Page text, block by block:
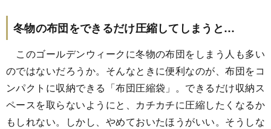
冬物の布団をできるだけ圧縮してしまうと…
このゴールデンウィークに冬物の布団をしまう人も多い
のではないだろうか。そんなときに便利なのが、布団をコ
ンパクトに収納できる「布団圧縮袋」。できるだけ収納ス
ペースを取らないようにと、カチカチに圧縮したくなるか
もしれない。しかし、やめておいたほうがいい。そうしな